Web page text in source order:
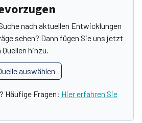
nach aktuellen Entwicklungen
sehen? Dann fügen Sie uns jetzt
hinzu.
auswählen
Häufige Fragen: Hier erfahren Sie